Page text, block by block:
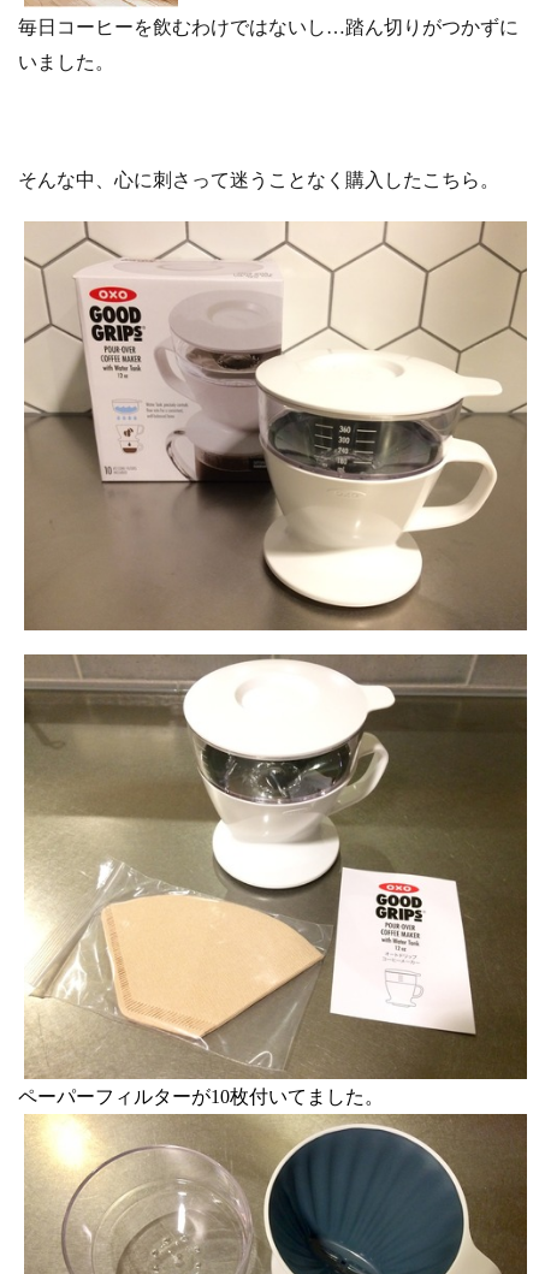
毎日コーヒーを飲むわけではないし…踏ん切りがつかずに
いました。
そんな中、心に刺さって迷うことなく購入したこちら。
ペーパーフィルターが10枚付いてました。